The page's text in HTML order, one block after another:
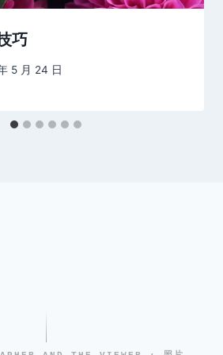
巧
5 月 24 日